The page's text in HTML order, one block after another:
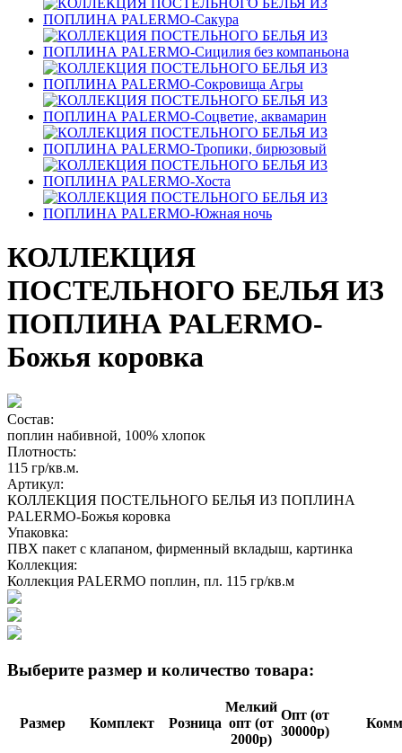
КОЛЛЕКЦИЯ
ПОСТЕЛЬНОГО БЕЛЬЯ ИЗ
ПОПЛИНА PALERMO-
Божья коровка
Состав:
поплин набивной, 100% хлопок
Плотность:
115 гр/кв.м.
Артикул:
КОЛЛЕКЦИЯ ПОСТЕЛЬНОГО БЕЛЬЯ ИЗ ПОПЛИНА
PALERMO-Божья коровка
Упаковка:
ПВХ пакет с клапаном, фирменный вкладыш, картинка
Коллекция:
Коллекция PALERMO поплин, пл. 115 гр/кв.м
Выберите размер и количество товара:
Размер Комплект Розница
Мелкий
опт (от
2000р)
Опт (от
30000р)